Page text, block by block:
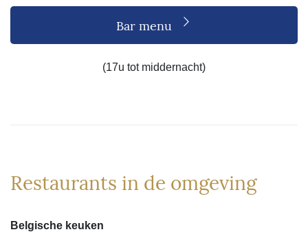
Bar menu
(17u tot middernacht)
Restaurants in de omgeving
Belgische keuken